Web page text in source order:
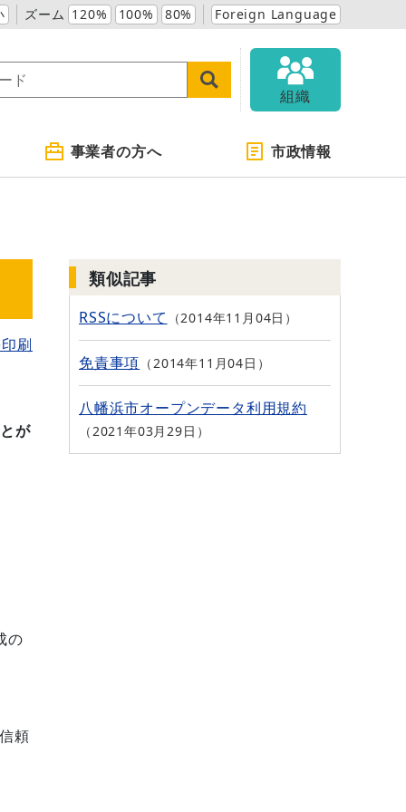
ズーム 120% 100% 80% Foreign Language
組織
事業者の方へ 市政情報
刷
が
の
頼
類似記事
RSSについて 2014年11月04日
免責事項 2014年11月04日
八幡浜市オープンデータ利用規約
2021年03月29日